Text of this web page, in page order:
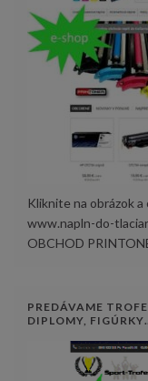
Kliknite na obrázok
www.napln-do-
OBCHOD
PREDÁVAME
DIPLOMY,